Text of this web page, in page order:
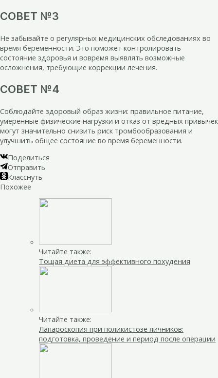
СОВЕТ №3
Не забывайте о регулярных медицинских обследованиях во
время беременности. Это поможет контролировать
состояние здоровья и вовремя выявлять возможные
осложнения, требующие коррекции лечения.
СОВЕТ №4
Соблюдайте здоровый образ жизни: правильное питание,
умеренные физические нагрузки и отказ от вредных привычек
могут значительно снизить риск тромбообразования и
улучшить общее состояние во время беременности.
Поделиться
Отправить
Класснуть
Похожее
Читайте также:
Тощая диета для эффективного похудения
Читайте также:
Лапароскопия при поликистозе яичников:
подготовка, проведение и период после операции